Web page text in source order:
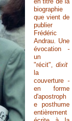
biographie
que vient de
publier
Frédéric
Andrau. Une
évocation -
un
"récit", dixit
la
couverture -
en forme
d'apostroph
e posthume
entièrement